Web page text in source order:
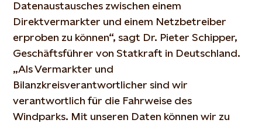
Datenaustausches zwischen einem
Direktvermarkter und einem Netzbetreiber
erproben zu können“, sagt Dr. Pieter Schipper,
Geschäftsführer von Statkraft in Deutschland.
„Als Vermarkter und
Bilanzkreisverantwortlicher sind wir
verantwortlich für die Fahrweise des
Windparks. Mit unseren Daten können wir zu